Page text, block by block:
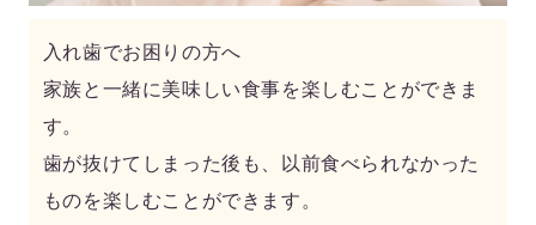
入れ歯でお困りの方へ
家族と一緒に美味しい食事を楽しむことができま
す。
歯が抜けてしまった後も、以前食べられなかった
ものを楽しむことができます。